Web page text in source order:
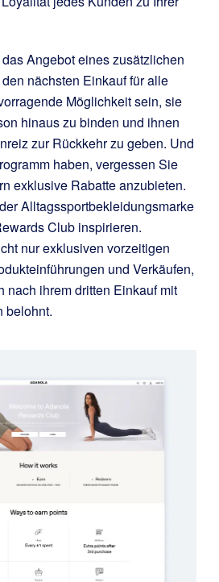
Angebot eines zusätzlichen
nächsten Einkauf für alle
Möglichkeit sein, sie
hinaus zu binden und ihnen
zur Rückkehr zu geben. Und
haben, vergessen Sie
exklusive Rabatte anzubieten.
Alltagssportbekleidungsmarke
Club inspirieren.
nur exklusiven vorzeitigen
und Verkäufen,
nach ihrem dritten Einkauf mit
belohnt.